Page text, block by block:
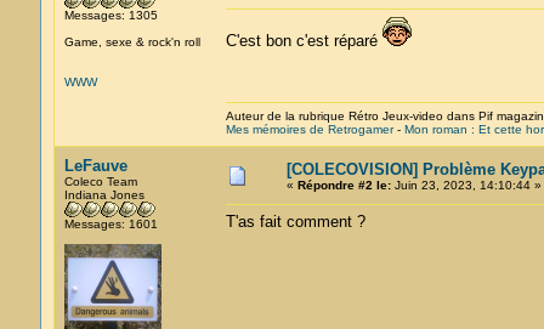
Messages: 1305
Game, sexe & rock'n roll
WWW
C'est bon c'est réparé
Auteur de la rubrique Rétro Jeux-video dans Pif
Mes mémoires de Retrogamer- Mon roman : Et cette
LeFauve
Coleco Team
Indiana Jones
Messages: 1601
[COLECOVISION] Problème
« Répondre #2 le:Juin 23, 2023, 14:10:44 »
T'as fait comment ?